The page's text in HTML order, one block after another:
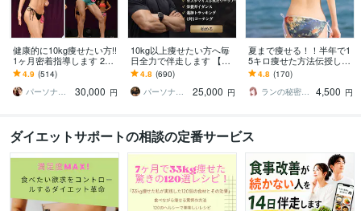
健康的に10kg痩せたい方!!
1ヶ月密着指導します 20k
g痩せたプロトレーナーに
よる食事と運動サポート!!
4.9 (514)
パーソナルトレーナーYUKINA
30,000 円
10kg以上痩せたい方へ毎
日全力で伴走します 【残
り1名様】通常42,000円 →
25,000円（税抜）
4.8 (690)
パーソナルトレーナーJTタク
25,000 円
夏まで痩せる！！半年で1
5キロ痩せた方法伝授しま
す お腹と太ももとお尻が
キュッ！変わる7日間ダイ
エット！痩せ食事
4.8 (170)
ランの秘密の小部屋
4,500 円
ダイエットサポートの相談の定番サービス